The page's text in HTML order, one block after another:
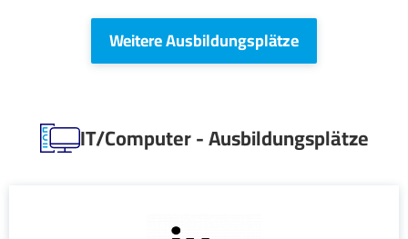
Weitere Ausbildungsplätze
IT/Computer - Ausbildungsplätze